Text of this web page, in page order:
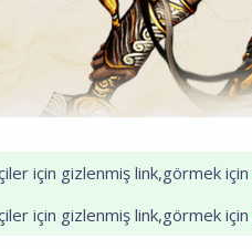
için gizlenmiş link,görmek için
için gizlenmiş link,görmek için